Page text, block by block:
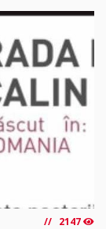
2147